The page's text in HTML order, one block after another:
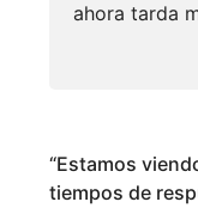
ahora tarda
“Estamos
tiempos de